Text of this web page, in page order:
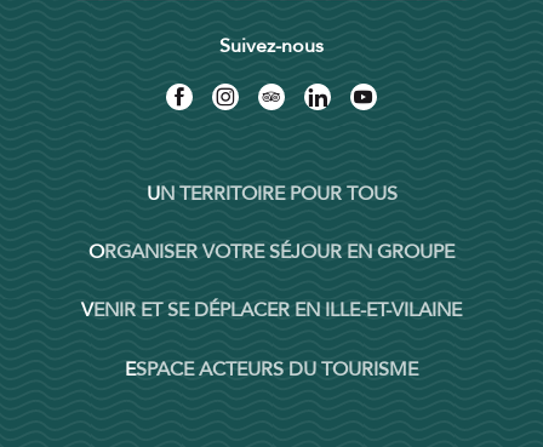
Suivez-nous
UN TERRITOIRE POUR TOUS
ORGANISER VOTRE SÉJOUR EN GROUPE
VENIR ET SE DÉPLACER EN ILLE-ET-VILAINE
ESPACE ACTEURS DU TOURISME